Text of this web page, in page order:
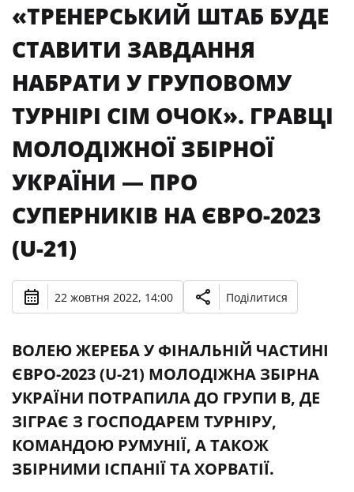
«ТРЕНЕРСЬКИЙ ШТАБ БУДЕ
СТАВИТИ ЗАВДАННЯ
НАБРАТИ У ГРУПОВОМУ
ТУРНІРІ СІМ ОЧОК». ГРАВЦІ
МОЛОДІЖНОЇ ЗБІРНОЇ
УКРАЇНИ — ПРО
СУПЕРНИКІВ НА ЄВРО-2023
(U-21)
22 жовтня 2022, 14:00 Поділитися
ВОЛЕЮ ЖЕРЕБА У ФІНАЛЬНІЙ ЧАСТИНІ
ЄВРО-2023 (U-21) МОЛОДІЖНА ЗБІРНА
УКРАЇНИ ПОТРАПИЛА ДО ГРУПИ B, ДЕ
ЗІГРАЄ З ГОСПОДАРЕМ ТУРНІРУ,
КОМАНДОЮ РУМУНІЇ, А ТАКОЖ
ЗБІРНИМИ ІСПАНІЇ ТА ХОРВАТІЇ.